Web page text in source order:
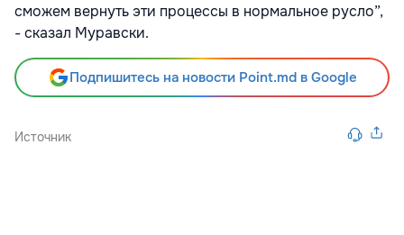
сможем вернуть эти процессы в нормальное русло”,
- сказал Муравски.
Подпишитесь на новости Point.md в Google
Источник